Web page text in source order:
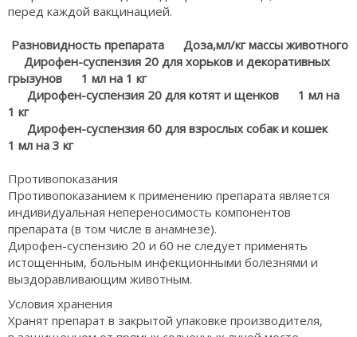
перед каждой вакцинацией.
Разновидность препарата Доза,мл/кг массы животного
Дирофен-суспензия 20 для хорьков и декоративных
грызунов 1 мл на 1 кг
Дирофен-суспензия 20 для котят и щенков 1 мл на
1 кг
Дирофен-суспензия 60 для взрослых собак и кошек
1 мл на 3 кг
Противопоказания
Противопоказанием к применению препарата является
индивидуальная непереносимость компонентов
препарата (в том числе в анамнезе).
Дирофен-суспензию 20 и 60 не следует применять
истощенным, больным инфекционными болезнями и
выздоравливающим животным.
Условия хранения
Хранят препарат в закрытой упаковке производителя,